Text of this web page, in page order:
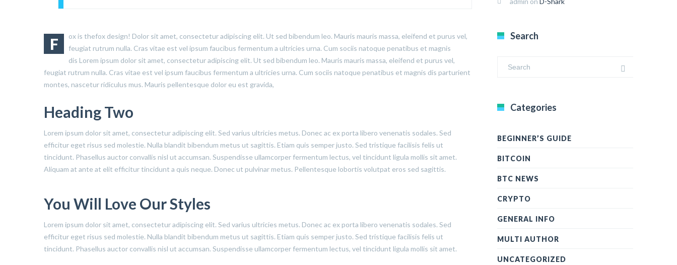
F
ox is thefox design! Dolor sit amet, consectetur adipiscing elit. Ut sed bibendum leo. Mauris mauris massa, eleifend et purus vel,
feugiat rutrum nulla. Cras vitae est vel ipsum faucibus fermentum a ultricies urna. Cum sociis natoque penatibus et magnis
dis Lorem ipsum dolor sit amet, consectetur adipiscing elit. Ut sed bibendum leo. Mauris mauris massa, eleifend et purus vel,
feugiat rutrum nulla. Cras vitae est vel ipsum faucibus fermentum a ultricies urna. Cum sociis natoque penatibus et magnis dis parturient
montes, nascetur ridiculus mus. Mauris pellentesque dolor eu est gravida,
Heading Two
Lorem ipsum dolor sit amet, consectetur adipiscing elit. Sed varius ultricies metus. Donec ac ex porta libero venenatis sodales. Sed
efficitur eget risus sed molestie. Nulla blandit bibendum metus ut sagittis. Etiam quis semper justo. Sed tristique facilisis felis ut
tincidunt. Phasellus auctor convallis nisl ut accumsan. Suspendisse ullamcorper fermentum lectus, vel tincidunt ligula mollis sit amet.
Aliquam at ante at elit efficitur tincidunt a quis neque. Donec ut pulvinar metus. Pellentesque lobortis volutpat eros sed sagittis.
You Will Love Our Styles
Lorem ipsum dolor sit amet, consectetur adipiscing elit. Sed varius ultricies metus. Donec ac ex porta libero venenatis sodales. Sed
efficitur eget risus sed molestie. Nulla blandit bibendum metus ut sagittis. Etiam quis semper justo. Sed tristique facilisis felis ut
tincidunt. Phasellus auctor convallis nisl ut accumsan. Suspendisse ullamcorper fermentum lectus, vel tincidunt ligula mollis sit amet.
Search
Categories
BEGINNER’S GUIDE
BITCOIN
BTC NEWS
CRYPTO
GENERAL INFO
MULTI AUTHOR
UNCATEGORIZED